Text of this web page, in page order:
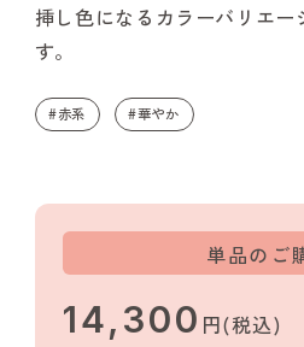
挿し色になるカラーバリエー
す。
#赤系 #華やか
単品のご
14,300 円(税込)